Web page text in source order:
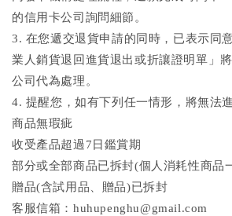
的信用卡公司詢問細節。
3. 在您遞交退貨申請的同時，已表示同
業人銷貨退回進貨退出或折讓證明單」
公司代為處理。
4. 提醒您，如有下列任一情形，將無法
商品無瑕疵
收受產品超過7日鑑賞期
部分或全部商品已拆封(個人消耗性商品
贈品(含試用品、贈品)已拆封
客服信箱：huhupenghu@gmail.com